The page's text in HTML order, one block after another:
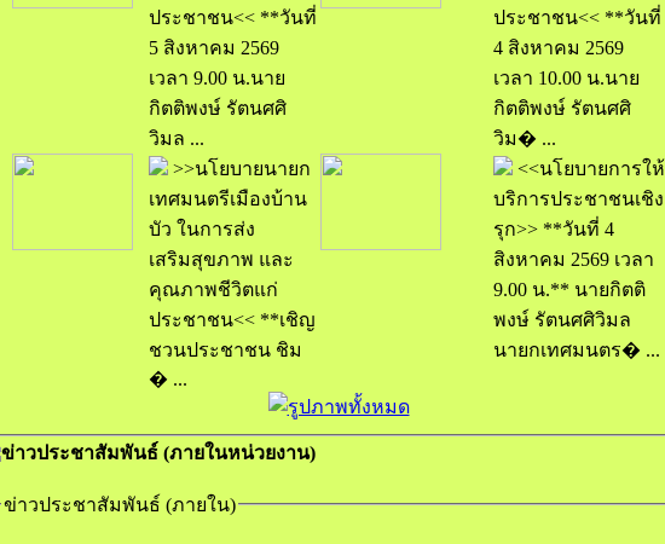
ประชาชน<< **วันที่
5 สิงหาคม 2569
เวลา 9.00 น.นาย
กิตติพงษ์ รัตนศศิ
วิมล ...
ประชาชน<< **วันที่
4 สิงหาคม 2569
เวลา 10.00 น.นาย
กิตติพงษ์ รัตนศศิ
วิม� ...
>>นโยบายนายก
เทศมนตรีเมืองบ้าน
บัว ในการส่ง
เสริมสุขภาพ และ
คุณภาพชีวิตแก่
ประชาชน<< **เชิญ
ชวนประชาชน ชิม
� ...
<<นโยบายการให้
บริการประชาชนเชิง
รุก>> **วันที่ 4
สิงหาคม 2569 เวลา
9.00 น.** นายกิตติ
พงษ์ รัตนศศิวิมล
นายกเทศมนตร� ...
ข่าวประชาสัมพันธ์ (ภายในหน่วยงาน)
ข่าวประชาสัมพันธ์ (ภายใน)